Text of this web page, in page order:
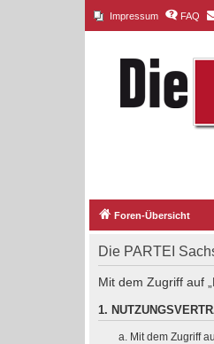
Impressum FAQ
Foren-Übersicht
Die PARTEI
Mit dem Zugriff auf
1.
Mit dem Zugriff